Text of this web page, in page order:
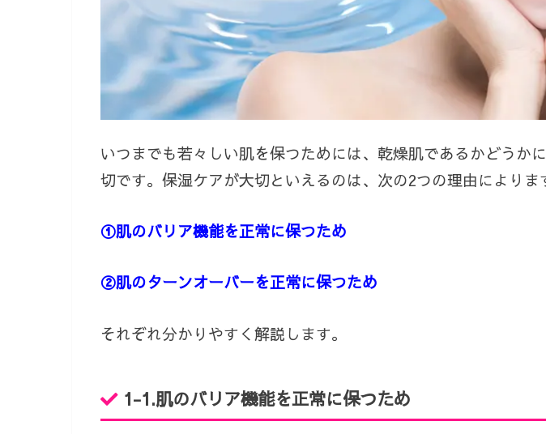
いつまでも若々しい肌を保つためには、乾燥肌であるかどうか
切です。保湿ケアが大切といえるのは、次の2つの理由によりま
①肌のバリア機能を正常に保つため
②肌のターンオーバーを正常に保つため
それぞれ分かりやすく解説します。
1-1.肌のバリア機能を正常に保つため